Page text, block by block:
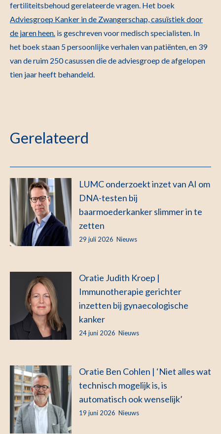
fertiliteitsbehoud gerelateerde vragen. Het boek
Adviesgroep Kanker in de Zwangerschap, casuïstiek door
de jaren heen. is geschreven voor medisch specialisten. In
het boek staan 5 persoonlijke verhalen van patiënten, en 39
van de ruim 250 casussen die de adviesgroep de afgelopen
tien jaar heeft behandeld.
Gerelateerd
LUMC onderzoekt inzet van AI om
DNA-testen bij
baarmoederkanker slimmer in te
zetten
29 juli 2026 Nieuws
Oratie Judith Kroep |
Immunotherapie gerichter
inzetten bij gynaecologische
kanker
24 juni 2026 Nieuws
Oratie Ben Cohlen | ‘Niet alles wat
technisch mogelijk is, is
automatisch ook wenselijk’
19 juni 2026 Nieuws